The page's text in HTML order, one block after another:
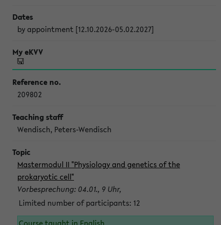
by appointment [12.10.2026-05.02.2027]
209802
Wendisch, Peters-Wendisch
Mastermodul II "Physiology and genetics of the
prokaryotic cell"
Vorbesprechung: 04.01., 9 Uhr,
Limited number of participants: 12